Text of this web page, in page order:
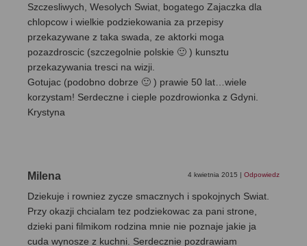
Szczesliwych, Wesolych Swiat, bogatego Zajaczka dla
chlopcow i wielkie podziekowania za przepisy
przekazywane z taka swada, ze aktorki moga
pozazdroscic (szczegolnie polskie 🙂 ) kunsztu
przekazywania tresci na wizji.
Gotujac (podobno dobrze 🙂 ) prawie 50 lat…wiele
korzystam! Serdeczne i cieple pozdrowionka z Gdyni.
Krystyna
Milena 4 kwietnia 2015 | Odpowiedz
Dziekuje i rowniez zycze smacznych i spokojnych Swiat.
Przy okazji chcialam tez podziekowac za pani strone,
dzieki pani filmikom rodzina mnie nie poznaje jakie ja
cuda wynosze z kuchni. Serdecznie pozdrawiam